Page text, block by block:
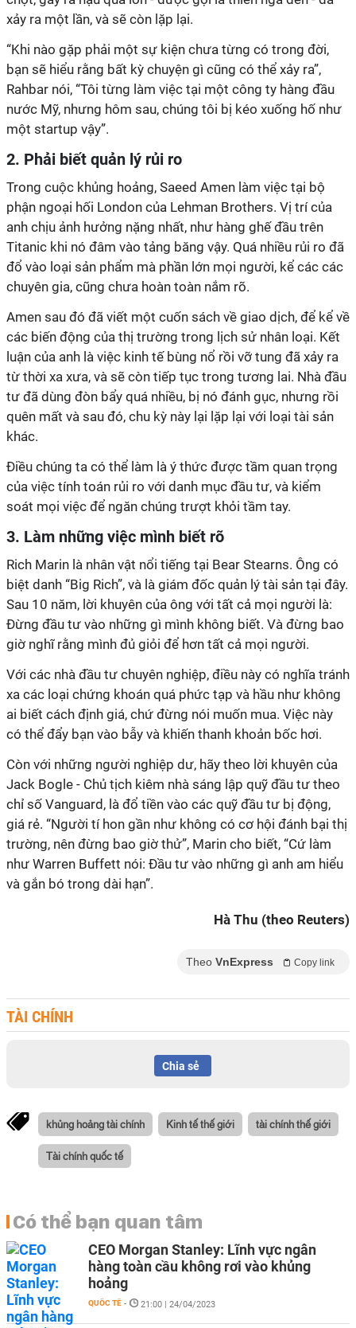
xảy ra một lần, và sẽ còn lặp lại.
“Khi nào gặp phải một sự kiện chưa từng có trong đời,
bạn sẽ hiểu rằng bất kỳ chuyện gì cũng có thể xảy ra”,
Rahbar nói, “Tôi từng làm việc tại một công ty hàng đầu
nước Mỹ, nhưng hôm sau, chúng tôi bị kéo xuống hố như
một startup vậy”.
2. Phải biết quản lý rủi ro
Trong cuộc khủng hoảng, Saeed Amen làm việc tại bộ
phận ngoại hối London của Lehman Brothers. Vị trí của
anh chịu ảnh hưởng nặng nhất, như hàng ghế đầu trên
Titanic khi nó đâm vào tảng băng vậy. Quá nhiều rủi ro đã
đổ vào loại sản phẩm mà phần lớn mọi người, kể các các
chuyên gia, cũng chưa hoàn toàn nắm rõ.
Amen sau đó đã viết một cuốn sách về giao dịch, để kể về
các biến động của thị trường trong lịch sử nhân loại. Kết
luận của anh là việc kinh tế bùng nổ rồi vỡ tung đã xảy ra
từ thời xa xưa, và sẽ còn tiếp tục trong tương lai. Nhà đầu
tư đã dùng đòn bẩy quá nhiều, bị nó đánh gục, nhưng rồi
quên mất và sau đó, chu kỳ này lại lặp lại với loại tài sản
khác.
Điều chúng ta có thể làm là ý thức được tầm quan trọng
của việc tính toán rủi ro với danh mục đầu tư, và kiểm
soát mọi việc để ngăn chúng trượt khỏi tầm tay.
3. Làm những việc mình biết rõ
Rich Marin là nhân vật nổi tiếng tại Bear Stearns. Ông có
biệt danh “Big Rich”, và là giám đốc quản lý tài sản tại đây.
Sau 10 năm, lời khuyên của ông với tất cả mọi người là:
Đừng đầu tư vào những gì mình không biết. Và đừng bao
giờ nghĩ rằng mình đủ giỏi để hơn tất cả mọi người.
Với các nhà đầu tư chuyên nghiệp, điều này có nghĩa tránh
xa các loại chứng khoán quá phức tạp và hầu như không
ai biết cách định giá, chứ đừng nói muốn mua. Việc này
có thể đẩy bạn vào bẫy và khiến thanh khoản bốc hơi.
Còn với những người nghiệp dư, hãy theo lời khuyên của
Jack Bogle - Chủ tịch kiêm nhà sáng lập quỹ đầu tư theo
chỉ số Vanguard, là đổ tiền vào các quỹ đầu tư bị động,
giá rẻ. “Người tí hon gần như không có cơ hội đánh bại thị
trường, nên đừng bao giờ thử”, Marin cho biết, “Cứ làm
như Warren Buffett nói: Đầu tư vào những gì anh am hiểu
và gắn bó trong dài hạn”.
Hà Thu (theo Reuters)
Theo VnExpress Copy link
TÀI CHÍNH
Chia sẻ
khủng hoảng tài chính Kinh tế thế giới tài chính thế giới
Tài chính quốc tế
Có thể bạn quan tâm
CEO Morgan Stanley: Lĩnh vực ngân
hàng toàn cầu không rơi vào khủng
hoảng
QUỐC TẾ - 21:00 | 24/04/2023